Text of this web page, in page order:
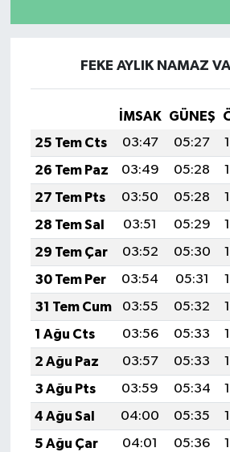
FEKE AYLIK NAMAZ
İMSAK GÜNEŞ
25 Tem Cts
03:47 05:27
26 Tem Paz
03:49 05:28
27 Tem Pts
03:50 05:28
28 Tem Sal
03:51 05:29
29 Tem Çar
03:52 05:30
30 Tem Per
03:54 05:31
31 Tem Cum
03:55 05:32
1 Ağu Cts
03:56 05:33
2 Ağu Paz
03:57 05:33
3 Ağu Pts
03:59 05:34
4 Ağu Sal
04:00 05:35
5 Ağu Çar
04:01 05:36